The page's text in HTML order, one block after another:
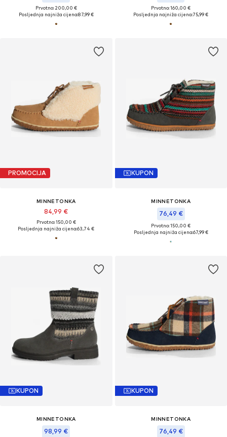
Prvotno: 200,00 €
Posljednja najniža cijena:87,99 €
Prvotno: 160,00 €
Posljednja najniža cijena:75,99 €
PROMOCIJA
MINNETONKA
84,99 €
Prvotno: 150,00 €
Posljednja najniža cijena:63,74 €
KUPON
MINNETONKA
76,49 €
Prvotno: 150,00 €
Posljednja najniža cijena:67,99 €
KUPON
MINNETONKA
98,99 €
KUPON
MINNETONKA
76,49 €